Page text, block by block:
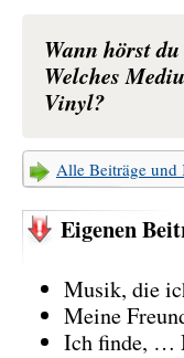
Wann hörst
Welches
Vinyl?
Alle Beiträge und
Eigenen
Musik, die
Meine
Ich finde, …